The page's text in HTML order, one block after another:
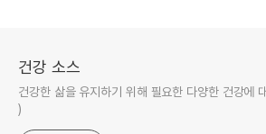
건강 소스
건강한 삶을 유지하기 위해 필요한 다양한 건강에
)